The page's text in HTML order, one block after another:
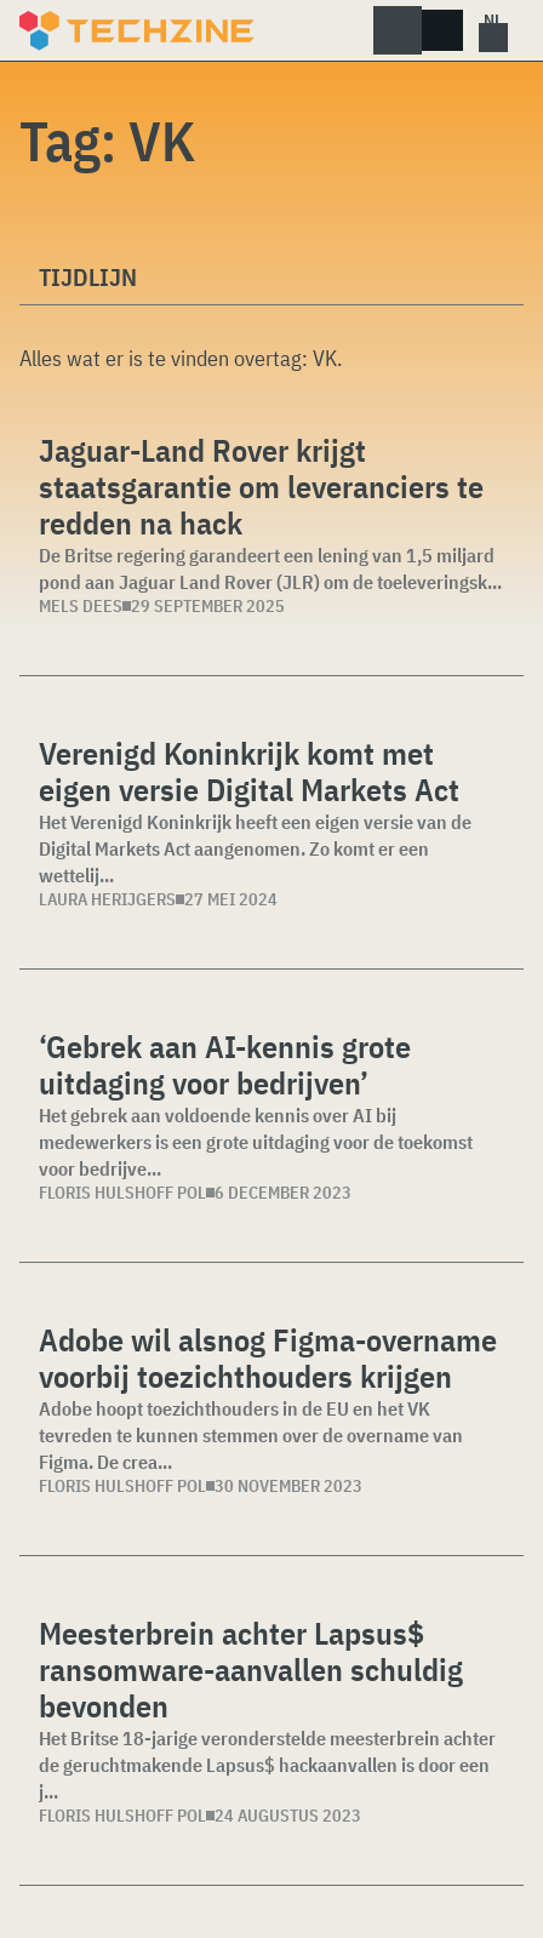
Skip
Tag: VK
TIJDLIJN
Alles wat er is te vinden overtag: VK.
Jaguar-Land Rover krijgt
staatsgarantie om leveranciers te
redden na hack
De Britse regering garandeert een lening van 1,5 miljard
pond aan Jaguar Land Rover (JLR) om de toeleveringsk...
MELS DEES 29 SEPTEMBER 2025
Verenigd Koninkrijk komt met
eigen versie Digital Markets Act
Het Verenigd Koninkrijk heeft een eigen versie van de
Digital Markets Act aangenomen. Zo komt er een
wettelij...
LAURA HERIJGERS 27 MEI 2024
‘Gebrek aan AI-kennis grote
uitdaging voor bedrijven’
Het gebrek aan voldoende kennis over AI bij
medewerkers is een grote uitdaging voor de toekomst
voor bedrijve...
FLORIS HULSHOFF POL 6 DECEMBER 2023
Adobe wil alsnog Figma-overname
voorbij toezichthouders krijgen
Adobe hoopt toezichthouders in de EU en het VK
tevreden te kunnen stemmen over de overname van
Figma. De crea...
FLORIS HULSHOFF POL 30 NOVEMBER 2023
Meesterbrein achter Lapsus$
ransomware-aanvallen schuldig
bevonden
Het Britse 18-jarige veronderstelde meesterbrein achter
de geruchtmakende Lapsus$ hackaanvallen is door een
j...
FLORIS HULSHOFF POL 24 AUGUSTUS 2023